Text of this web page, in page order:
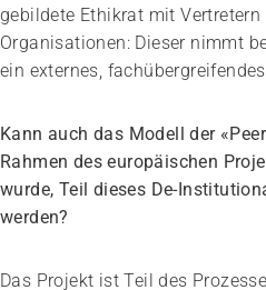
gebildete Ethikrat mit Vertretern
Organisationen: Dieser nimmt
ein externes,
Kann auch das Modell der
Rahmen des europäischen
wurde, Teil dieses De-
werden?
Das Projekt ist Teil des